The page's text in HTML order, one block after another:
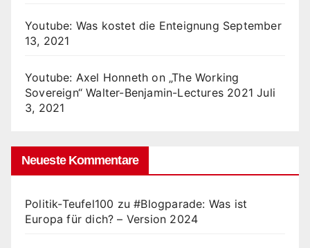
Youtube: Was kostet die Enteignung September
13, 2021
Youtube: Axel Honneth on „The Working
Sovereign“ Walter-Benjamin-Lectures 2021 Juli
3, 2021
Neueste Kommentare
Politik-Teufel100 zu#Blogparade: Was ist
Europa für dich? – Version 2024